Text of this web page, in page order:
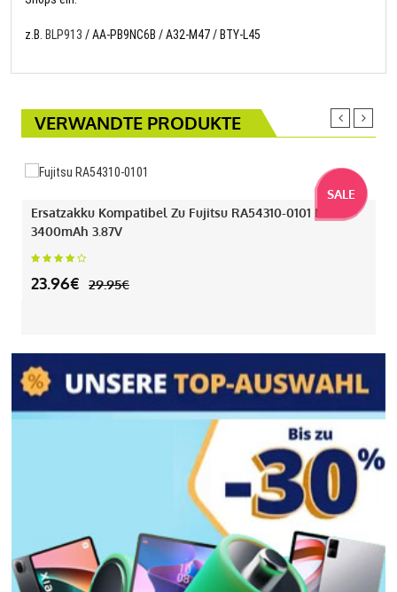
z.B. BLP913 / AA-PB9NC6B / A32-M47 / BTY-L45
VERWANDTE PRODUKTE
SALE
Ersatzakku Kompatibel Zu Fujitsu RA54310-0101 Mit
3400mAh 3.87V
23.96€ 29.95€